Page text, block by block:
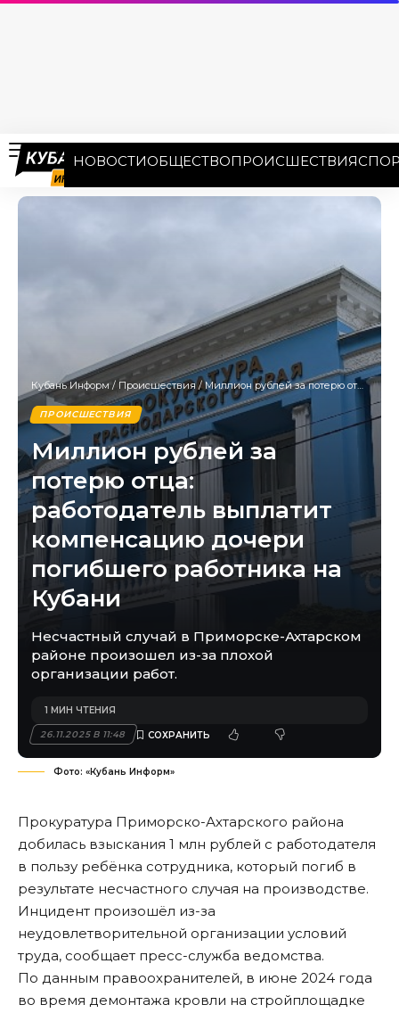
НОВОСТИОБЩЕСТВОПРОИСШЕСТВИЯ
Кубань Информ/ Происшествия/Миллион рублей за потерю отца: работодатель выплатит компенсацию дочери погибшего работника на Кубани
ПРОИСШЕСТВИЯ
Миллион рублей за
потерю отца:
работодатель выплатит
компенсацию дочери
погибшего работника на
Кубани
Несчастный случай в Приморске-Ахтарском
районе произошел из-за плохой
организации работ.
26.11.2025 В 11:48
1 МИН ЧТЕНИЯ
Фото: «Кубань Информ»
Прокуратура Приморско-Ахтарского района
добилась взыскания 1 млн рублей с работодателя
в пользу ребёнка сотрудника, который погиб в
результате несчастного случая на производстве.
Инцидент произошёл из-за
неудовлетворительной организации условий
труда, сообщает пресс-служба ведомства.
По данным правоохранителей, в июне 2024 года
во время демонтажа кровли на стройплощадке